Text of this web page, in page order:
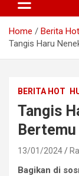
Home
Berita Hot
Tangis Haru
BERITA HOT
Tangis
13/01/2024
Bagikan di